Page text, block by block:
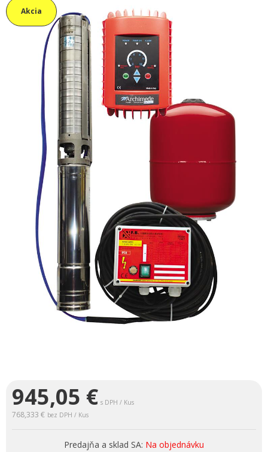
Akcia
945,05 € s DPH / Kus
768,333 € bez DPH / Kus
Predajňa a sklad SA: Na objednávku